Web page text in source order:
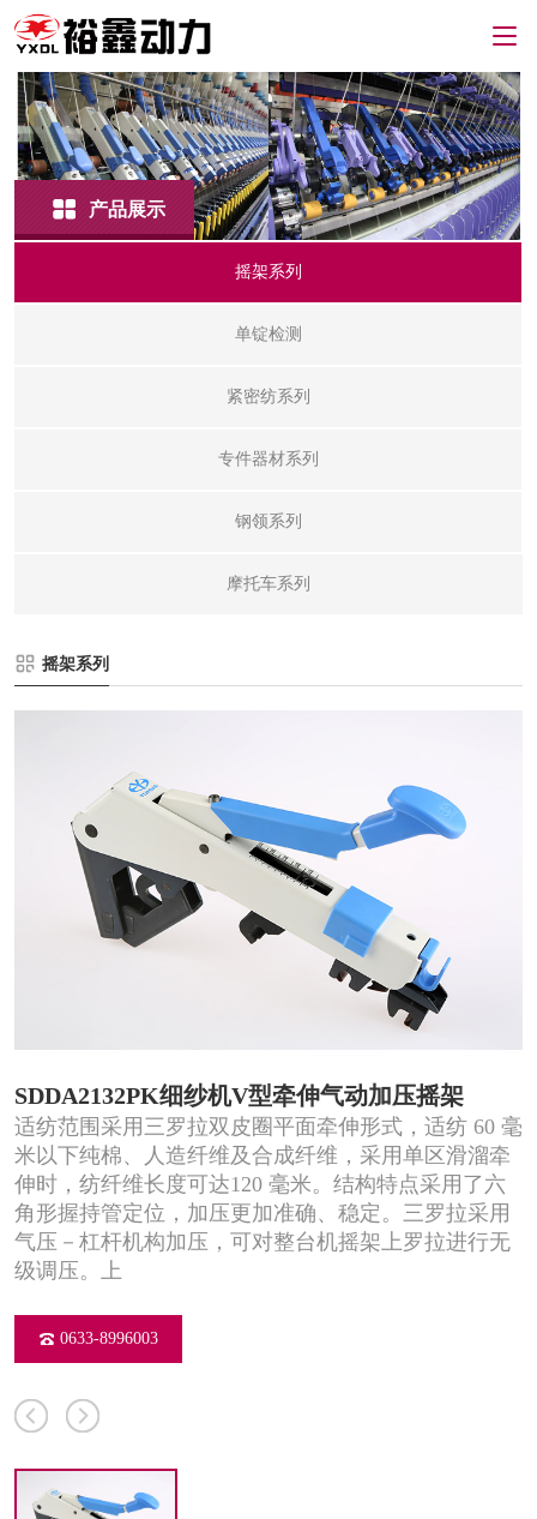
产品展示
摇架系列
单锭检测
紧密纺系列
专件器材系列
钢领系列
摩托车系列
摇架系列
SDDA2132PK细纱机V型牵伸气动加压摇架
适纺范围采用三罗拉双皮圈平面牵伸形式，适纺 60 毫
米以下纯棉、人造纤维及合成纤维，采用单区滑溜牵
伸时，纺纤维长度可达120 毫米。结构特点采用了六
角形握持管定位，加压更加准确、稳定。三罗拉采用
气压－杠杆机构加压，可对整台机摇架上罗拉进行无
级调压。上
0633-8996003